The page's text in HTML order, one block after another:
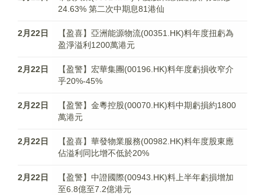
24.63% 第二次中期息81港仙
2月22日
【盈喜】亞洲能源物流(00351.HK)料年度扭虧為
盈淨溢利1200萬港元
2月22日
【盈警】宏華集團(00196.HK)料年度虧損收窄介
乎20%-45%
2月22日
【盈警】金粵控股(00070.HK)料中期虧損約1800
萬港元
2月22日
【盈喜】華發物業服務(00982.HK)料年度股東應
佔溢利同比增不低於20%
2月22日
【盈警】中證國際(00943.HK)料上半年虧損增加
至6.8億至7.2億港元